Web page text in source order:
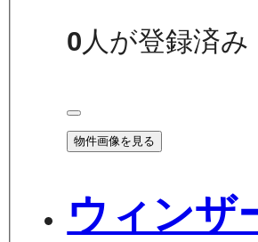
0 人が登録済み
物件画像を見る
ウィンザ